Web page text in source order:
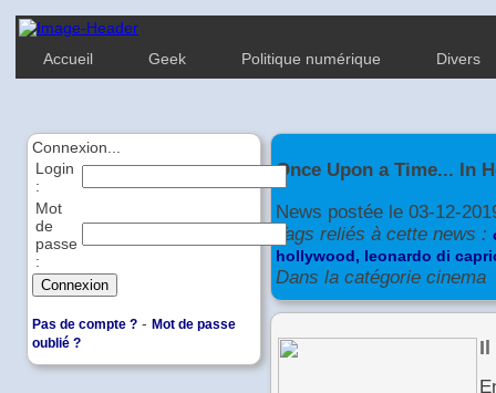
Accueil Geek Politique numérique Divers
Connexion...
Login
:
Mot
de
passe
:
Pas de compte ? - Mot de passe
oublié ?
Once Upon a Time... In
News postée le 03-12-
Tags reliés à cette news :
hollywood, leonardo di
Dans la catégorie cinema
Il